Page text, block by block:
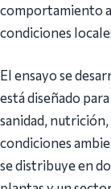
comportamiento
condiciones
El ensayo se
está diseñado
sanidad,
condiciones
se distribuye en